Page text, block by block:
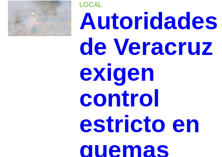
LOCAL
Autoridades
de Veracruz
exigen
control
estricto en
quemas